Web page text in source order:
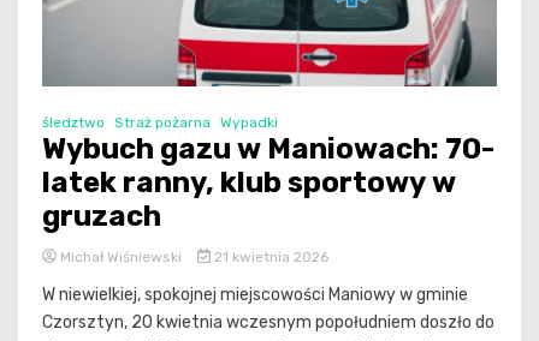
śledztwo Straż pożarna Wypadki
Wybuch gazu w Maniowach: 70-
latek ranny, klub sportowy w
gruzach
Michał Wiśniewski 21 kwietnia 2026
W niewielkiej, spokojnej miejscowości Maniowy w gminie
Czorsztyn, 20 kwietnia wczesnym popołudniem doszło do